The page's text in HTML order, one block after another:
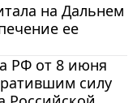
на Дальнем
ее
РФ от 8 июня
силу